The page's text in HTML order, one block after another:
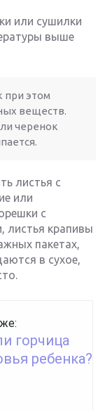
или сушилки
выше
при этом
веществ.
черенок
листья с
или
с
листья крапивы
пакетах,
в сухое,
горчица
ребенка?